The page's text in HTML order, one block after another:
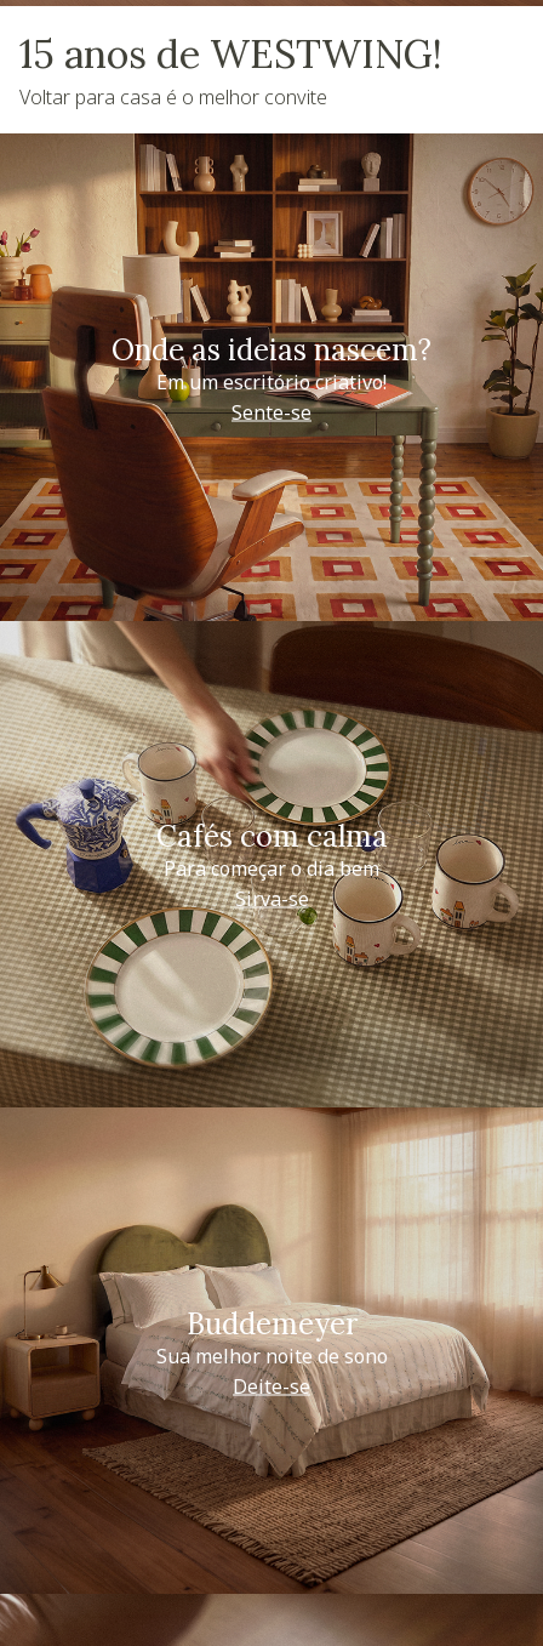
15 anos de WESTWING!
Voltar para casa é o melhor convite
Onde as ideias nascem?
Em um escritório criativo!
Sente-se
Cafés com calma
Para começar o dia bem
Sirva-se
Buddemeyer
Sua melhor noite de sono
Deite-se